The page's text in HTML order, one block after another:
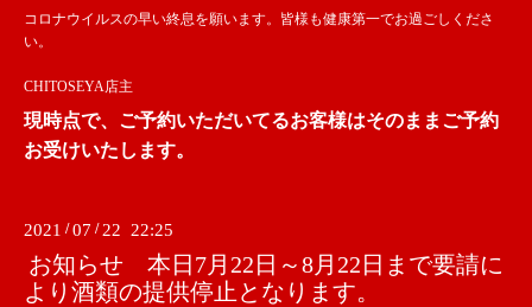
コロナウイルスの早い終息を願います。皆様も健康第一でお過ごしくださ
い。
CHITOSEYA店主
現時点で、ご予約いただいてるお客様はそのままご予約
お受けいたします。
2021 /07 / 22 22:25
お知らせ 本日7月22日～8月22日まで要請に
より酒類の提供停止となります。